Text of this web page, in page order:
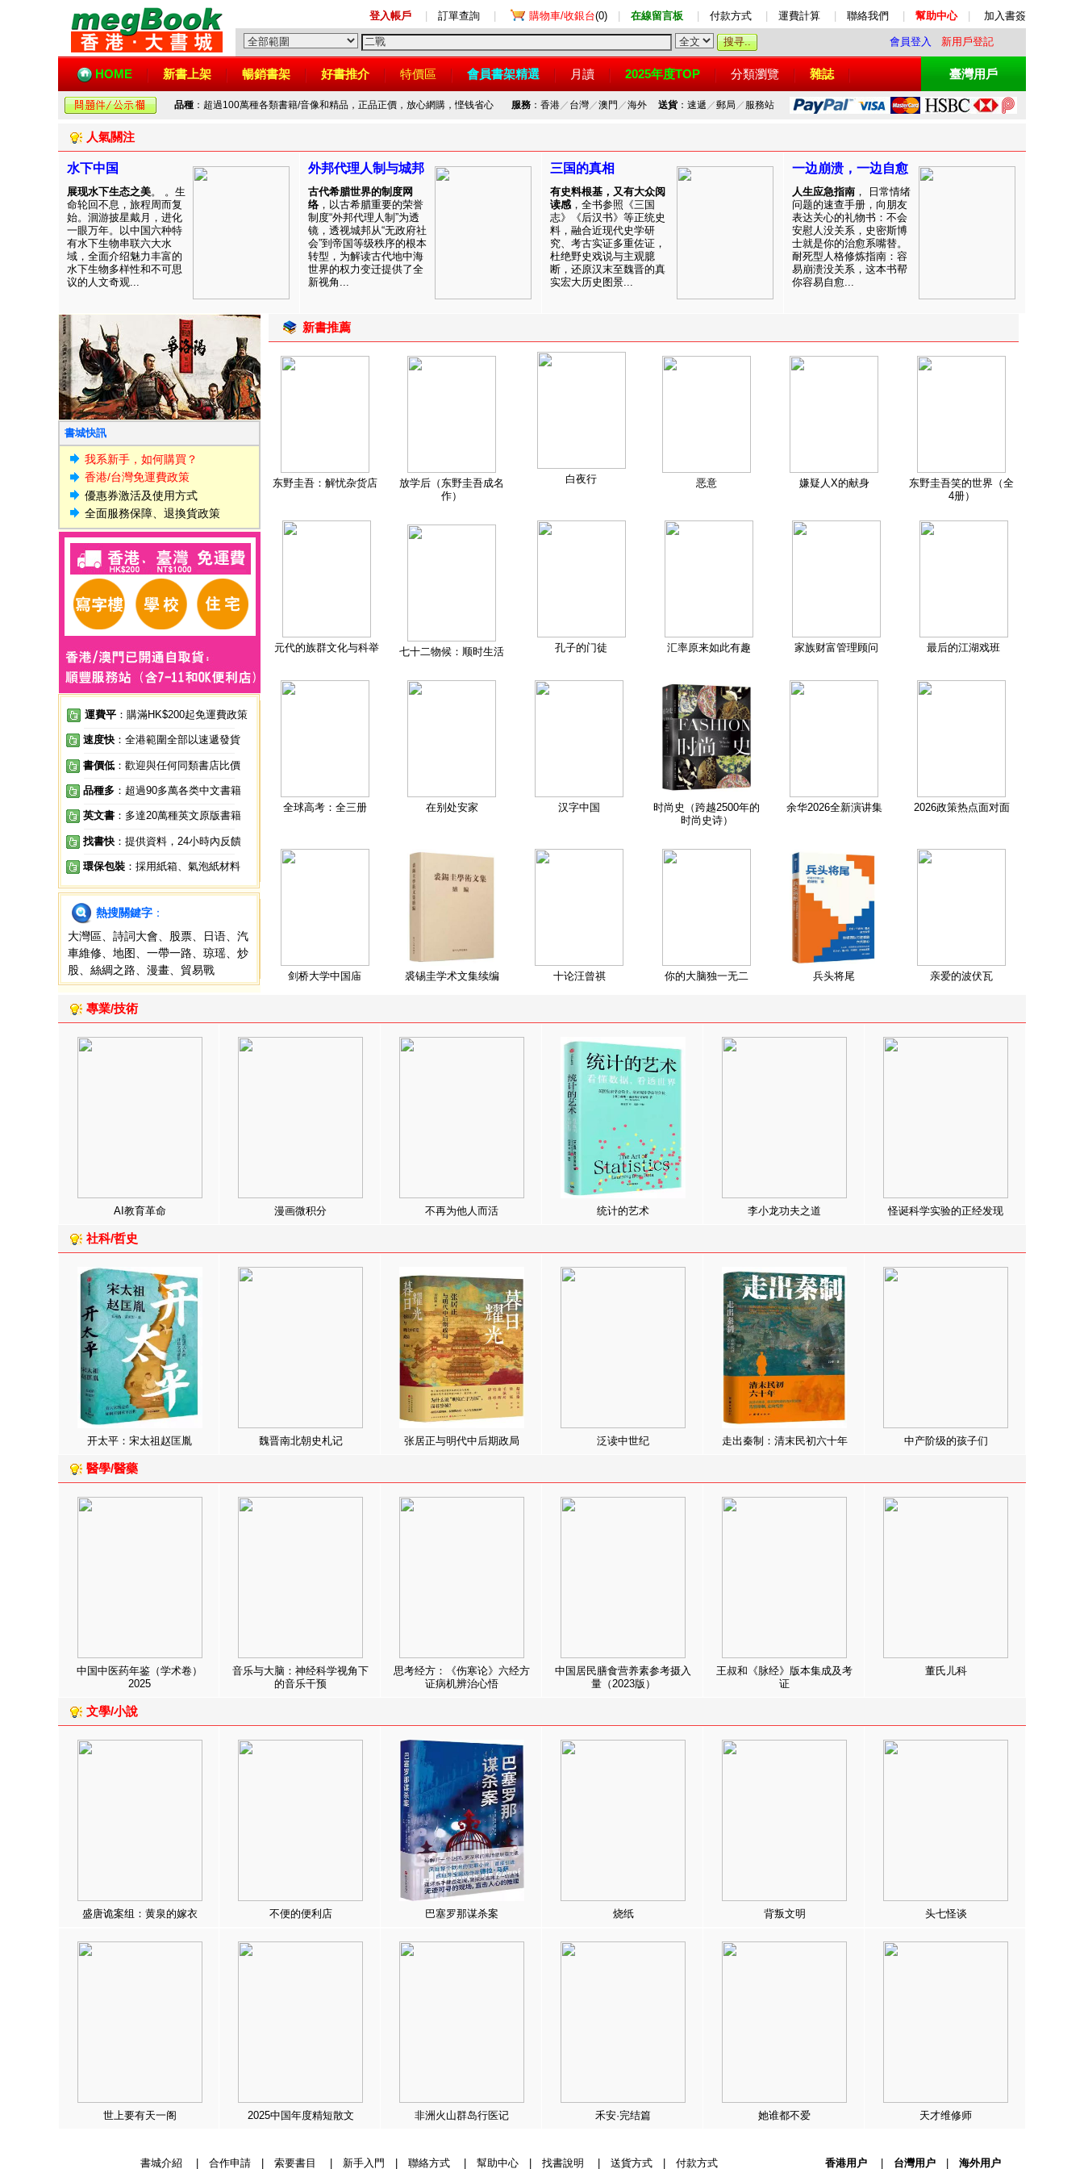
登入帳戶 訂單查詢 購物車/收銀台(0) 在線留言板 付款方式 運費計算 聯絡我們 幫助中心 加入書簽
會員登入 新用戶登記
HOME 新書上架 暢銷書架 好書推介 特價區 會員書架精選 月讀 2025年度TOP 分類瀏覽 雜誌 臺灣用戶
品種 ：超過100萬種各類書籍/音像和精品，正品正價，放心網購，悭钱省心 服務：香港／ 台灣／澳門 ／海外 送貨：速遞 ／郵局 ／ 服務站
人氣關注
水下中国
展现水下生态之美。 。生
命轮回不息，旅程周而复
始。洄游披星戴月，进化
一眼万年。以中国六种特
有水下生物串联六大水
域，全面介绍魅力丰富的
水下生物多样性和不可思
议的人文奇观...
外邦代理人制与城邦
古代希腊世界的制度网
络 ，以古希腊重要的荣誉
制度“外邦代理人制”为透
镜，透视城邦从“无政府社
会”到帝国等级秩序的根本
转型，为解读古代地中海
世界的权力变迁提供了全
新视角...
三国的真相
有史料根基，又有大众阅
读感 ，全书参照《三国
志》《后汉书》等正统史
料，融合近现代史学研
究、考古实证多重佐证，
杜绝野史戏说与主观臆
断，还原汉末至魏晋的真
实宏大历史图景...
一边崩溃，一边自愈
人生应急指南 ， 日常情绪
问题的速查手册，向朋友
表达关心的礼物书：不会
安慰人没关系，史密斯博
士就是你的治愈系嘴替。
耐死型人格修炼指南：容
易崩溃没关系，这本书帮
你容易自愈...
書城快訊
我系新手，如何購買？
香港/台灣免運費政策
優惠券激活及使用方式
全面服務保障、退換貨政策
運費平 ：購滿HK$200起免運費政策
速度快 ：全港範圍全部以速遞發貨
書價低 ：歡迎與任何同類書店比價
品種多 ：超過90多萬各类中文書籍
英文書 ：多達20萬種英文原版書籍
找書快 ：提供資料，24小時內反饋
環保包裝 ：採用紙箱、氣泡紙材料
熱搜關鍵字 ：
大灣區
詩詞大會 股票 日语
汽
車維修
地图 一帶一路 琼瑶
炒
股
絲綢之路 漫畫 貿易戰
新書推薦
东野圭吾：解忧杂货店
放学后（东野圭吾成名
作）
白夜行 恶意 嫌疑人X的献身
东野圭吾笑的世界（全
4册）
元代的族群文化与科举 七十二物候：顺时生活 孔子的门徒 汇率原来如此有趣 家族财富管理顾问 最后的江湖戏班
全球高考：全三册 在别处安家 汉字中国
时尚史（跨越2500年的
时尚史诗）
余华2026全新演讲集 2026政策热点面对面
剑桥大学中国庙 裘锡圭学术文集续编 十论汪曾祺 你的大脑独一无二 兵头将尾 亲爱的波伏瓦
專業/技術
AI教育革命 漫画微积分 不再为他人而活 统计的艺术 李小龙功夫之道 怪诞科学实验的正经发现
社科/哲史
开太平：宋太祖赵匡胤 魏晋南北朝史札记 张居正与明代中后期政局 泛读中世纪 走出秦制：清末民初六十年 中产阶级的孩子们
醫學/醫藥
中国中医药年鉴（学术卷）
2025
音乐与大脑：神经科学视角下
的音乐干预
思考经方：《伤寒论》六经方
证病机辨治心悟
中国居民膳食营养素参考摄入
量（2023版）
王叔和《脉经》版本集成及考
证
董氏儿科
文學/小說
盛唐诡案组：黄泉的嫁衣 不便的便利店 巴塞罗那谋杀案 烧纸 背叛文明 头七怪谈
世上要有天一阁 2025中国年度精短散文 非洲火山群岛行医记 禾安·完结篇 她谁都不爱 天才维修师
書城介紹 合作申請| 索要書目 新手入門 聯絡方式| 幫助中心| 找書說明 送貨方式| 付款方式 香港用户| 台灣用户| 海外用户